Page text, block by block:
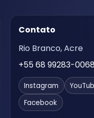
Contato
Rio Branco, Acre
+55 68 99283-0068
Instagram
Facebook